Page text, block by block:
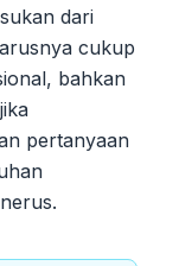
dari
cukup
bahkan
pertanyaan